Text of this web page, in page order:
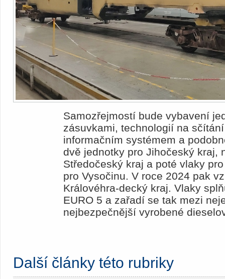
Samozřejmostí bude vybavení
zásuvkami, technologií na
informačním systémem a
dvě jednotky pro Jihočeský kraj,
Středočeský kraj a poté vlaky
pro Vysočinu. V roce 2024 pak
Královéhra-decký kraj. Vlaky
EURO 5 a zařadí se tak mezi
nejbezpečnější vyrobené
Další články této rubriky